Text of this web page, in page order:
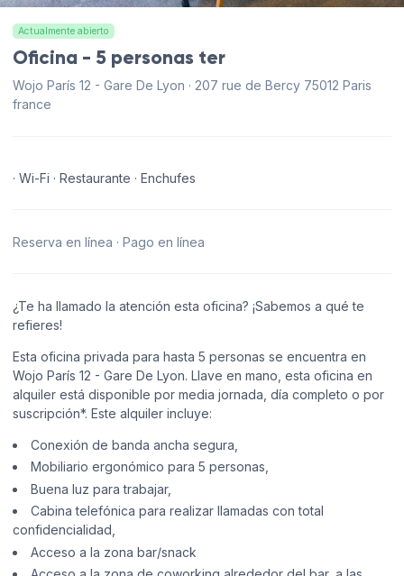
Actualmente abierto
Oficina - 5 personas ter
Wojo París 12 - Gare De Lyon · 207 rue de Bercy 75012 Paris
france
· Wi-Fi · Restaurante · Enchufes
Reserva en línea · Pago en línea
¿Te ha llamado la atención esta oficina? ¡Sabemos a qué te
refieres!
Esta oficina privada para hasta 5 personas se encuentra en
Wojo París 12 - Gare De Lyon. Llave en mano, esta oficina en
alquiler está disponible por media jornada, día completo o por
suscripción*. Este alquiler incluye:
Conexión de banda ancha segura,
Mobiliario ergonómico para 5 personas,
Buena luz para trabajar,
Cabina telefónica para realizar llamadas con total
confidencialidad,
Acceso a la zona bar/snack